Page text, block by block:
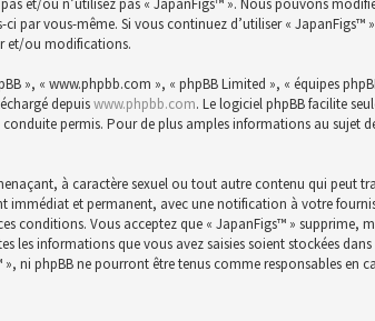
et/ou n’utilisez pas « JapanFigs™ ». Nous pouvons
par vous-même. Si vous continuez d’utiliser « JapanFigs™
et/ou modifications.
», « www.phpbb.com », « phpBB Limited », « équipes
depuiswww.phpbb.com. Le logiciel phpBB facilite
permis. Pour de plus amples informations au sujet
à caractère sexuel ou tout autre contenu qui peut
et permanent, avec une notification à votre
conditions. Vous acceptez que « JapanFigs™ »
informations que vous avez saisies soient stockées
ni phpBB ne pourront être tenus comme responsables en